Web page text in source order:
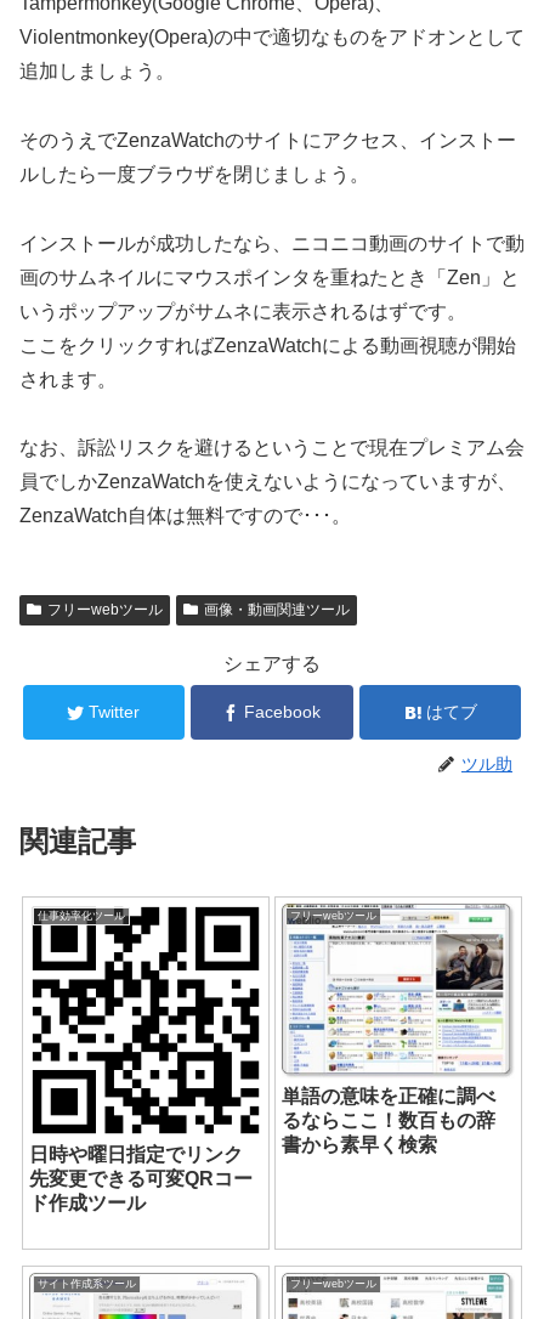
Violentmonkey(Opera)の中で適切なものをアドオンとして
追加しましょう。
そのうえでZenzaWatchのサイトにアクセス、インストー
ルしたら一度ブラウザを閉じましょう。
インストールが成功したなら、ニコニコ動画のサイトで動
画のサムネイルにマウスポインタを重ねたとき「Zen」と
いうポップアップがサムネに表示されるはずです。
ここをクリックすればZenzaWatchによる動画視聴が開始
されます。
なお、訴訟リスクを避けるということで現在プレミアム会
員でしかZenzaWatchを使えないようになっていますが、
ZenzaWatch自体は無料ですので･･･。
フリーwebツール 画像・動画関連ツール
シェアする
Twitter Facebook はてブ
ツル助
関連記事
仕事効率化ツール
日時や曜日指定でリンク
先変更できる可変QRコー
ド作成ツール
フリーwebツール
単語の意味を正確に調べ
るならここ！数百もの辞
書から素早く検索
サイト作成系ツール フリーwebツール